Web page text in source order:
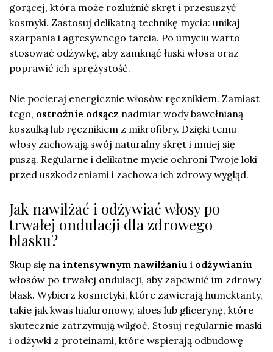
gorącej, która może rozluźnić skręt i przesuszyć
kosmyki. Zastosuj delikatną technikę mycia: unikaj
szarpania i agresywnego tarcia. Po umyciu warto
stosować odżywkę, aby zamknąć łuski włosa oraz
poprawić ich sprężystość.
Nie pocieraj energicznie włosów ręcznikiem. Zamiast
tego, ostrożnie odsącz nadmiar wody bawełnianą
koszulką lub ręcznikiem z mikrofibry. Dzięki temu
włosy zachowają swój naturalny skręt i mniej się
puszą. Regularne i delikatne mycie ochroni Twoje loki
przed uszkodzeniami i zachowa ich zdrowy wygląd.
Jak nawilżać i odżywiać włosy po
trwałej ondulacji dla zdrowego
blasku?
Skup się na intensywnym nawilżaniu i odżywianiu
włosów po trwałej ondulacji, aby zapewnić im zdrowy
blask. Wybierz kosmetyki, które zawierają humektanty,
takie jak kwas hialuronowy, aloes lub glicerynę, które
skutecznie zatrzymują wilgoć. Stosuj regularnie maski
i odżywki z proteinami, które wspierają odbudowę